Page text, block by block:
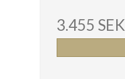
3.455 SEK